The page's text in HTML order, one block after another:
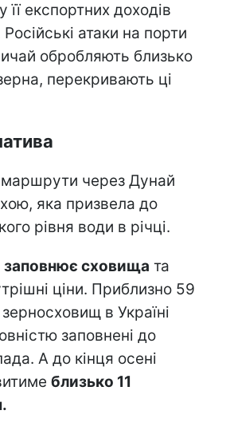
експортних доходів
атаки на порти
обробляють близько
перекривають ці
маршрути через Дунай
яка призвела до
рівня води в річці.
сховища та
ціни. Приблизно 59
в Україні
заповнені до
А до кінця осені
близько 11